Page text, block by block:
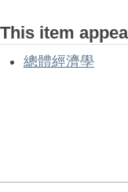
This item
總體經濟學